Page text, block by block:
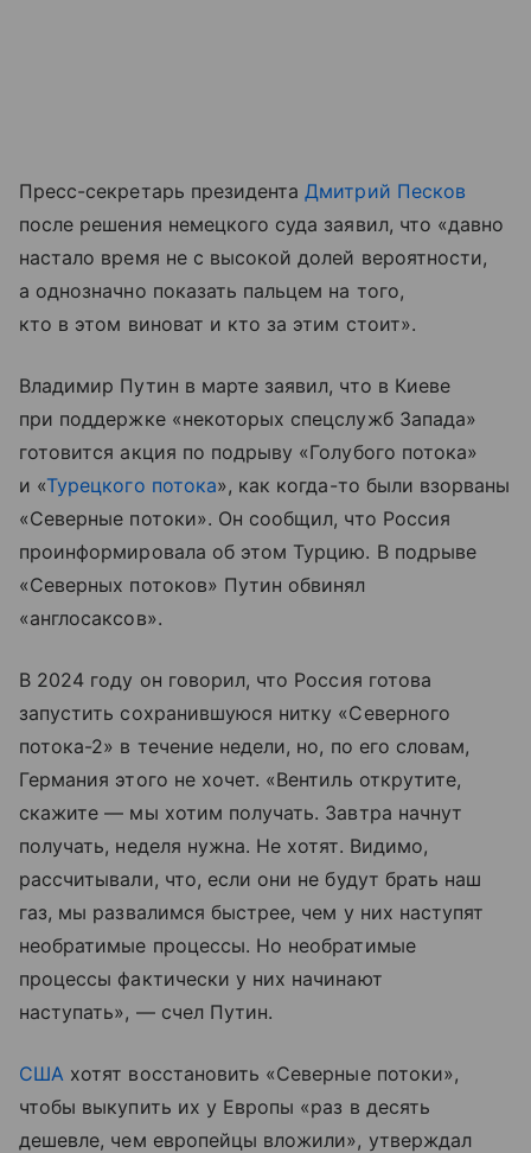
Пресс-секретарь президента Дмитрий Песков
после решения немецкого суда заявил, что «давно
настало время не с высокой долей вероятности,
а однозначно показать пальцем на того,
кто в этом виноват и кто за этим стоит».
Владимир Путин в марте заявил, что в Киеве
при поддержке «некоторых спецслужб Запада»
готовится акция по подрыву «Голубого потока»
и «Турецкого потока», как когда-то были взорваны
«Северные потоки». Он сообщил, что Россия
проинформировала об этом Турцию. В подрыве
«Северных потоков» Путин обвинял
«англосаксов».
В 2024 году он говорил, что Россия готова
запустить сохранившуюся нитку «Северного
потока-2» в течение недели, но, по его словам,
Германия этого не хочет. «Вентиль открутите,
скажите — мы хотим получать. Завтра начнут
получать, неделя нужна. Не хотят. Видимо,
рассчитывали, что, если они не будут брать наш
газ, мы развалимся быстрее, чем у них наступят
необратимые процессы. Но необратимые
процессы фактически у них начинают
наступать», — счел Путин.
США хотят восстановить «Северные потоки»,
чтобы выкупить их у Европы «раз в десять
дешевле, чем европейцы вложили», утверждал